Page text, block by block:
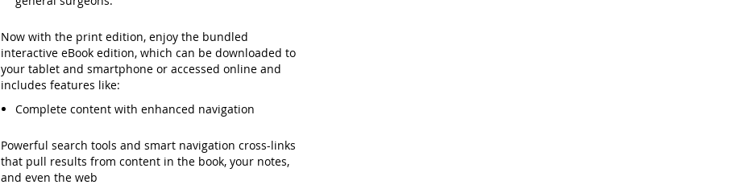
Now with the print edition, enjoy the bundled
interactive eBook edition, which can be downloaded to
your tablet and smartphone or accessed online and
includes features like:
Complete content with enhanced navigation
Powerful search tools and smart navigation cross-links
that pull results from content in the book, your notes,
and even the web